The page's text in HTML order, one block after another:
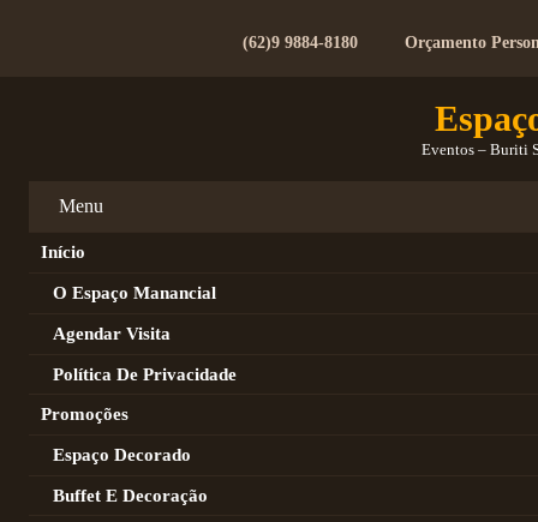
(62)9 9884-8180 Orçamento
Eventos – Buriti
Menu
Início
O Espaço Manancial
Agendar Visita
Política De Privacidade
Promoções
Espaço Decorado
Buffet E Decoração